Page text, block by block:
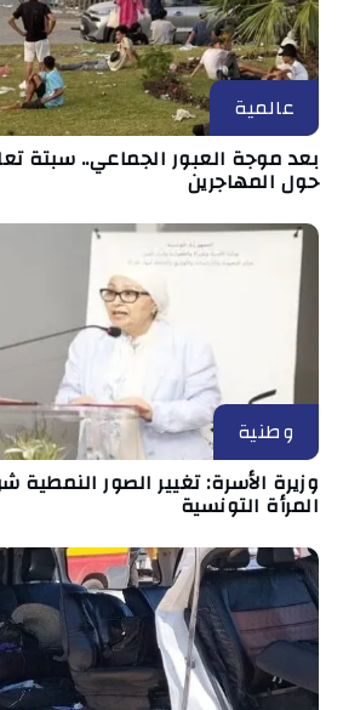
عالمية
بعد موجة العبور الجماعي.. سبتة
حول المهاجرين
وطنية
وزيرة الأسرة: تغيير الصور النمطية
المرأة التونسية